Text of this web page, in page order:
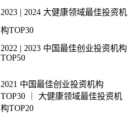
2023 | 2024 大健康领域最佳投资机
构TOP30
2022 | 2023 中国最佳创业投资机构
TOP50
2021 中国最佳创业投资机构
TOP30 ｜ 大健康领域最佳投资机
构TOP20